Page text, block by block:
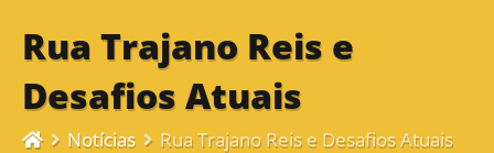
Rua Trajano Reis e
Desafios Atuais
Notícias Rua Trajano Reis e Desafios Atuais